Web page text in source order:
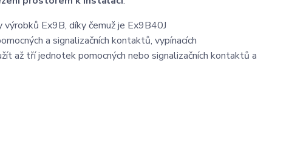
Ex9B, díky čemuž je Ex9B40J
a signalizačních kontaktů, vypínacích
až tří jednotek pomocných nebo signalizačních kontaktů a